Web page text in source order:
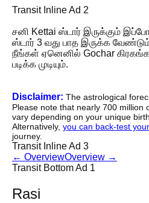
Transit Inline Ad 2
சனி Kettai ஸ்டார் இருக்கும்
ஸ்டார் 3 வது பாத இருக்க
நீங்கள் ஏனெனில் Gochar
படிக்க முடியும்.
Disclaimer: The astrological
Please note that nearly 700 million
vary depending on your unique
Alternatively, you can back-test
journey.
Transit Inline Ad 3
← OverviewOverview →
Transit Bottom Ad 1
Rasi